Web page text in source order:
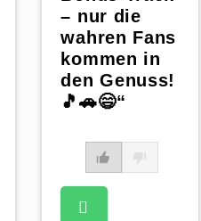
– nur die
wahren Fans
kommen in
den Genuss!
🎵🚗😄“